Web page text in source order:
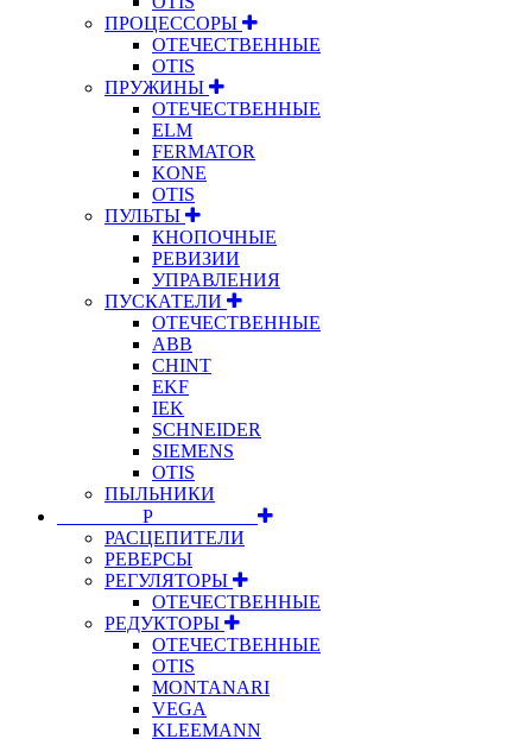
ПРОЦЕССОРЫ
ОТЕЧЕСТВЕННЫЕ
OTIS
ПРУЖИНЫ
ОТЕЧЕСТВЕННЫЕ
ELM
FERMATOR
KONE
OTIS
ПУЛЬТЫ
КНОПОЧНЫЕ
РЕВИЗИИ
УПРАВЛЕНИЯ
ПУСКАТЕЛИ
ОТЕЧЕСТВЕННЫЕ
ABB
CHINT
EKF
IEK
SCHNEIDER
SIEMENS
OTIS
ПЫЛЬНИКИ
⠀⠀⠀⠀⠀⠀Р⠀⠀⠀⠀⠀⠀⠀
РАСЦЕПИТЕЛИ
РЕВЕРСЫ
РЕГУЛЯТОРЫ
ОТЕЧЕСТВЕННЫЕ
РЕДУКТОРЫ
ОТЕЧЕСТВЕННЫЕ
OTIS
MONTANARI
VEGA
KLEEMANN